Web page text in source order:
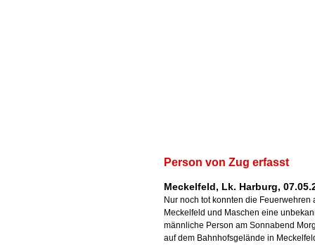
Person von Zug erfasst
Meckelfeld, Lk. Harburg,
Nur noch tot konnten die Feuerwehren
Meckelfeld und Maschen eine
männliche Person am Sonnabend
auf dem Bahnhofsgelände in